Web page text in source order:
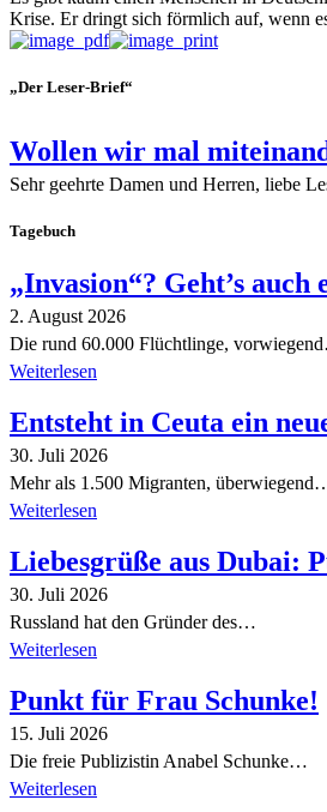
Krise. Er dringt sich förmlich auf, wenn
„Der Leser-Brief“
Wollen wir mal
Sehr geehrte Damen und Herren, liebe
Tagebuch
„Invasion“? Geht’s
2. August 2026
Die rund 60.000 Flüchtlinge,
Weiterlesen
Entsteht in Ceuta ein
30. Juli 2026
Mehr als 1.500 Migranten,
Weiterlesen
Liebesgrüße aus Dubai:
30. Juli 2026
Russland hat den Gründer des…
Weiterlesen
Punkt für Frau Schunke!
15. Juli 2026
Die freie Publizistin Anabel Schunke…
Weiterlesen